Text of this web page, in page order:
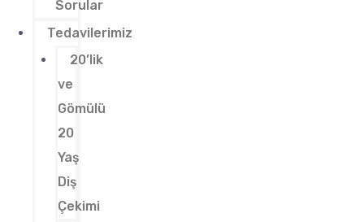
Sorular
Tedavilerimiz
20’lik
ve
Gömülü
20
Yaş
Diş
Çekimi